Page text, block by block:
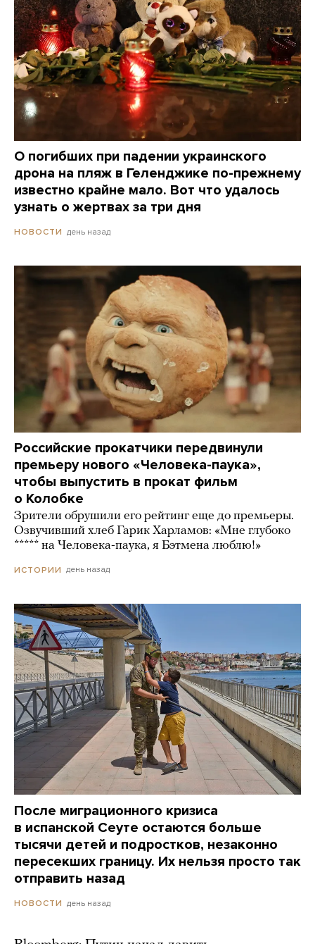
О погибших при падении украинского
дрона на пляж в Геленджике по-прежнему
известно крайне мало. Вот что удалось
узнать о жертвах за три дня
НОВОСТИ день назад
Российские прокатчики передвинули
премьеру нового «Человека-паука»,
чтобы выпустить в прокат фильм
о Колобке
Зрители обрушили его рейтинг еще до премьеры.
Озвучивший хлеб Гарик Харламов: «Мне глубоко
***** на Человека-паука, я Бэтмена люблю!»
ИСТОРИИ день назад
После миграционного кризиса
в испанской Сеуте остаются больше
тысячи детей и подростков, незаконно
пересекших границу. Их нельзя просто так
отправить назад
НОВОСТИ день назад